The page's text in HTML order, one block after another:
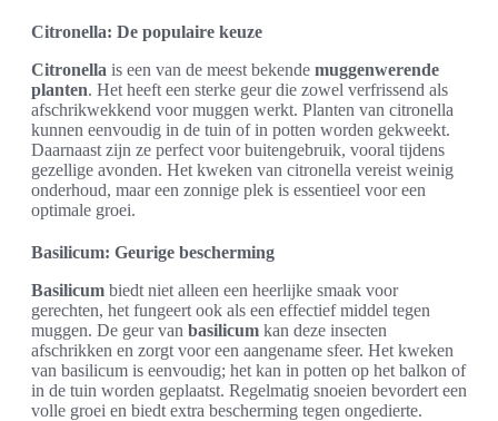
Citronella: De populaire keuze
Citronella is een van de meest bekende muggenwerende
planten. Het heeft een sterke geur die zowel verfrissend als
afschrikwekkend voor muggen werkt. Planten van citronella
kunnen eenvoudig in de tuin of in potten worden gekweekt.
Daarnaast zijn ze perfect voor buitengebruik, vooral tijdens
gezellige avonden. Het kweken van citronella vereist weinig
onderhoud, maar een zonnige plek is essentieel voor een
optimale groei.
Basilicum: Geurige bescherming
Basilicum biedt niet alleen een heerlijke smaak voor
gerechten, het fungeert ook als een effectief middel tegen
muggen. De geur van basilicum kan deze insecten
afschrikken en zorgt voor een aangename sfeer. Het kweken
van basilicum is eenvoudig; het kan in potten op het balkon of
in de tuin worden geplaatst. Regelmatig snoeien bevordert een
volle groei en biedt extra bescherming tegen ongedierte.